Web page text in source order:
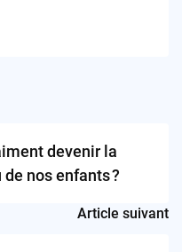
devenir la
nos enfants ?
Article suivant